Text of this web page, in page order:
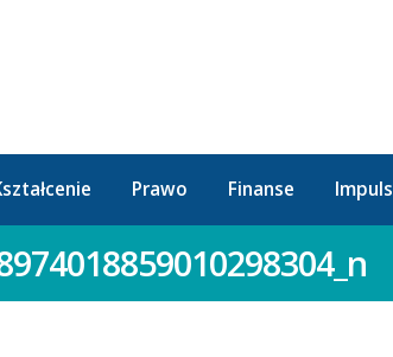
Prawo Finanse Impuls